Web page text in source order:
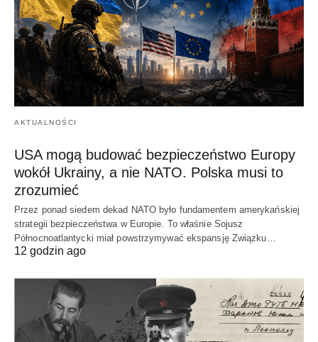
AKTUALNOŚCI
USA mogą budować bezpieczeństwo Europy
wokół Ukrainy, a nie NATO. Polska musi to
zrozumieć
Przez ponad siedem dekad NATO było fundamentem amerykańskiej
strategii bezpieczeństwa w Europie. To właśnie Sojusz
Północnoatlantycki miał powstrzymywać ekspansję Związku…
12 godzin ago